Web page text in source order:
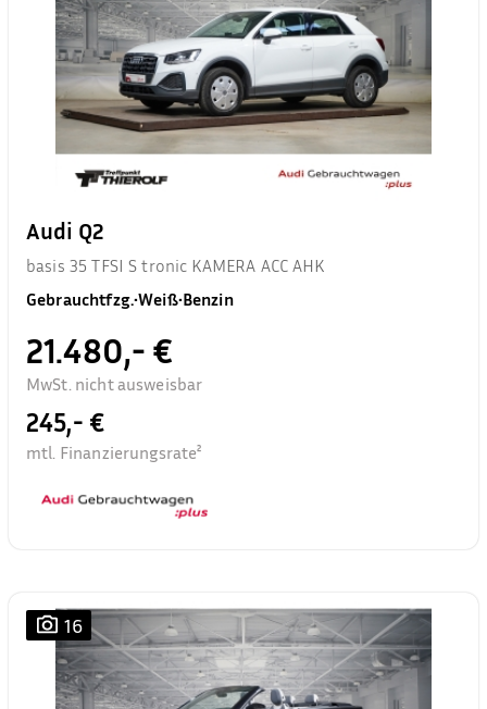
Audi Q2
basis 35 TFSI S tronic KAMERA ACC AHK
Gebrauchtfzg.•Weiß•Benzin
21.480,- €
MwSt. nicht ausweisbar
245,- €
mtl. Finanzierungsrate²
16